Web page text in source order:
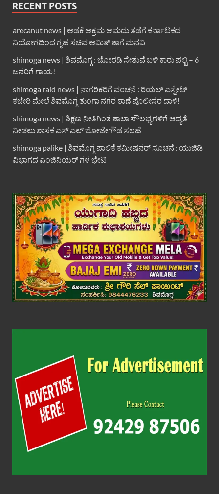
RECENT POSTS
arecanut news | ಅಡಕೆ ಅಕ್ರಮ ಆಮದು ತಡೆಗೆ ಕರ್ನಾಟಕದ
ನಿಯೋಗದಿಂದ ಗೃಹ ಸಚಿವ ಅಮಿತ್ ಶಾಗೆ ಮನವಿ
shimoga news | ಶಿವಮೊಗ್ಗ : ಚೋರಡಿ ಸೇತುವೆ ಬಳಿ ಕಾರು ಪಲ್ಟಿ – 6
ಜನರಿಗೆ ಗಾಯ!
shimoga raid news | ನಾಗರಿಕರಿಗೆ ವಂಚನೆ : ರಿಯಲ್ ಎಸ್ಟೇಟ್
ಕಚೇರಿ ಮೇಲೆ ಶಿವಮೊಗ್ಗ ತುಂಗಾ ನಗರ ಠಾಣೆ ಪೊಲೀಸರ ದಾಳಿ!
shimoga news | ಶಿಕ್ಷಣ ನೀತಿಗಿಂತ ಶಾಲಾ ಸೌಲಭ್ಯಗಳಿಗೆ ಆದ್ಯತೆ
ನೀಡಲು ಶಾಸಕ ಎಸ್ ಎಲ್ ಭೋಜೇಗೌಡ ಸಲಹೆ
shimoga palike | ಶಿವಮೊಗ್ಗ ಪಾಲಿಕೆ ಕಮೀಷನರ್ ಸೂಚನೆ : ಯುಜಿಡಿ
ವಿಭಾಗದ ಎಂಜಿನಿಯರ್ ಗಳ ಭೇಟಿ